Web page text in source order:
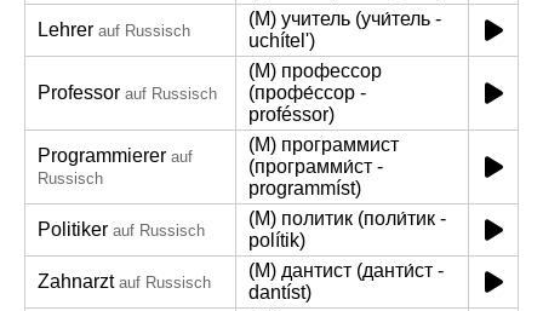
Lehrer auf Russisch
(M) учитель (учи́тель -
uchítel')
Professor auf Russisch
(M) профессор
(профе́ссор -
proféssor)
Programmierer auf
Russisch
(M) программист
(программи́ст -
programmíst)
Politiker auf Russisch
(M) политик (поли́тик -
polítik)
Zahnarzt auf Russisch
(M) дантист (данти́ст -
dantíst)